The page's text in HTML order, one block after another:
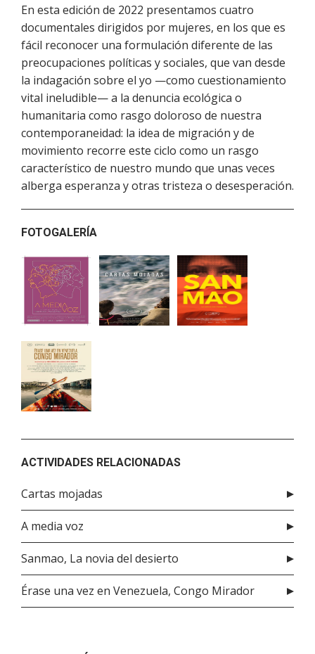
En esta edición de 2022 presentamos cuatro
documentales dirigidos por mujeres, en los que es
fácil reconocer una formulación diferente de las
preocupaciones políticas y sociales, que van desde
la indagación sobre el yo —como cuestionamiento
vital ineludible— a la denuncia ecológica o
humanitaria como rasgo doloroso de nuestra
contemporaneidad: la idea de migración y de
movimiento recorre este ciclo como un rasgo
característico de nuestro mundo que unas veces
alberga esperanza y otras tristeza o desesperación.
FOTOGALERÍA
ACTIVIDADES RELACIONADAS
Cartas mojadas
A media voz
Sanmao, La novia del desierto
Érase una vez en Venezuela, Congo Mirador